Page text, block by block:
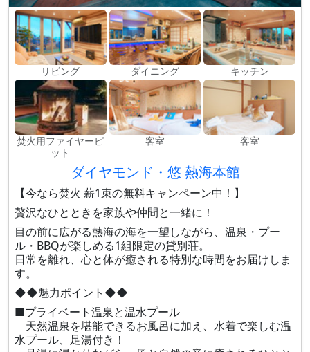
リビング ダイニング キッチン
焚火用ファイヤーピ
ット
客室 客室
ダイヤモンド・悠 熱海本館
【今なら焚火 薪1束の無料キャンペーン中！】
贅沢なひとときを家族や仲間と一緒に！
目の前に広がる熱海の海を一望しながら、温泉・プー
ル・BBQが楽しめる1組限定の貸別荘。
日常を離れ、心と体が癒される特別な時間をお届けしま
す。
◆◆魅力ポイント◆◆
■プライベート温泉と温水プール
天然温泉を堪能できるお風呂に加え、水着で楽しむ温
水プール、足湯付き！